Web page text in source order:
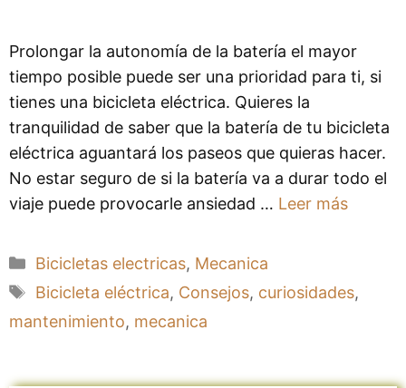
Prolongar la autonomía de la batería el mayor
tiempo posible puede ser una prioridad para ti, si
tienes una bicicleta eléctrica. Quieres la
tranquilidad de saber que la batería de tu bicicleta
eléctrica aguantará los paseos que quieras hacer.
No estar seguro de si la batería va a durar todo el
viaje puede provocarle ansiedad … Leer más
Categorías
Bicicletas electricas, Mecanica
Etiquetas
Bicicleta eléctrica, Consejos, curiosidades,
mantenimiento, mecanica